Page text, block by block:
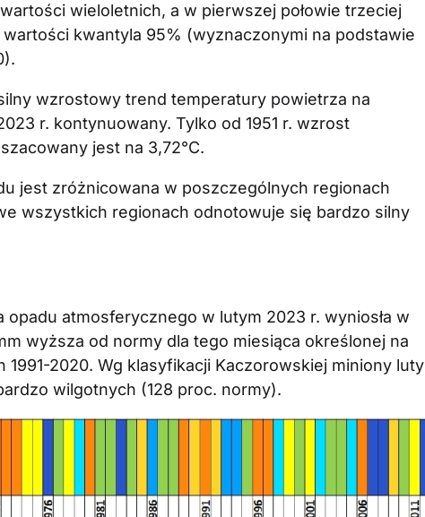
wieloletnich, a w pierwszej połowie trzeciej
kwantyla 95% (wyznaczonymi na podstawie
wzrostowy trend temperatury powietrza na
r. kontynuowany. Tylko od 1951 r. wzrost
jest na 3,72°C.
jest zróżnicowana w poszczególnych regionach
wszystkich regionach odnotowuje się bardzo silny
atmosferycznego w lutym 2023 r. wyniosła w
wyższa od normy dla tego miesiąca określonej na
2020. Wg klasyfikacji Kaczorowskiej miniony luty
wilgotnych (128 proc. normy).